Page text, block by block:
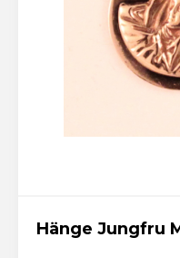
Hänge Jungfru